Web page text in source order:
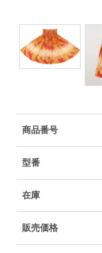
商品番号
型番
在庫
販売価格